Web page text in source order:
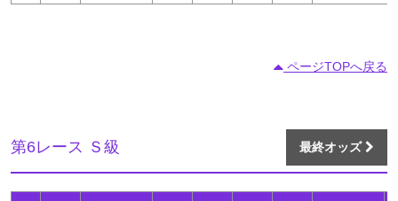
ページTOPへ戻る
第6レース Ｓ級 最終オッズ